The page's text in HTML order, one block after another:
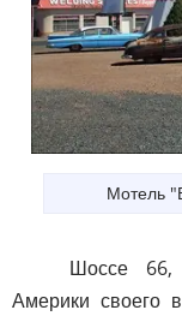
Мотель
Шоссе
Америки своего